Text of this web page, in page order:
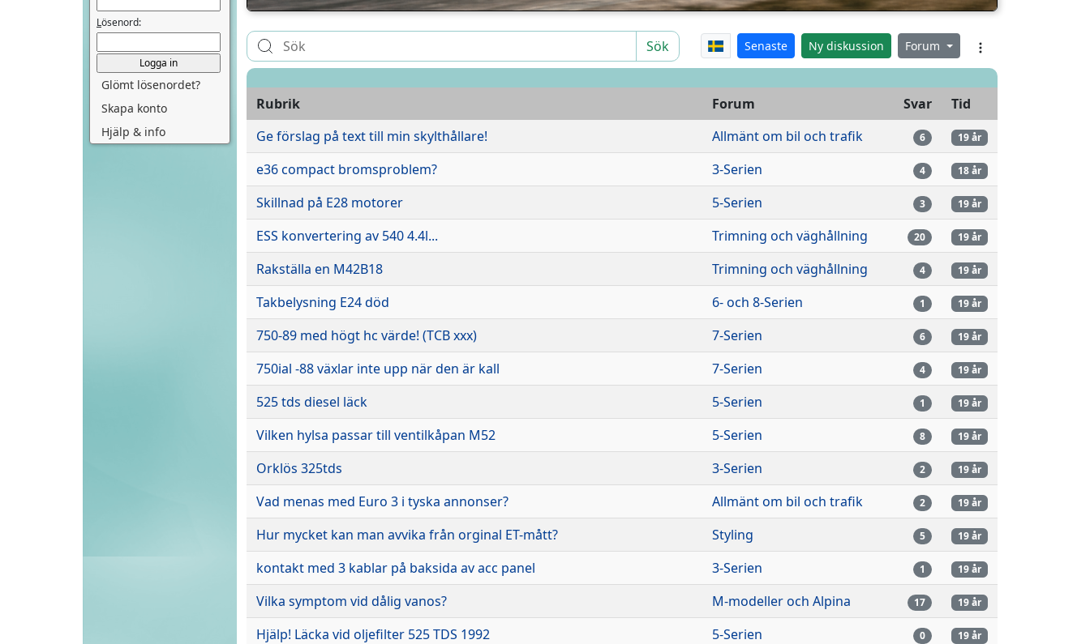
Lösenord:
Glömt lösenordet?
Skapa konto
Hjälp & info
Sök Senaste Ny diskussion Forum
Rubrik Forum Svar
Tid
Ge förslag på text till min skylthållare!
Allmänt om bil och trafik 6 19 år
e36 compact bromsproblem? 3-Serien 4 18 år
Skillnad på E28 motorer 5-Serien 3 19 år
ESS konvertering av 540 4.4l... Trimning och väghållning 20 19 år
Rakställa en M42B18 Trimning och väghållning 4 19 år
Takbelysning E24 död 6- och 8-Serien 1 19 år
750-89 med högt hc värde! (TCB xxx) 7-Serien 6 19 år
750ial -88 växlar inte upp när den är kall 7-Serien 4 19 år
525 tds diesel läck 5-Serien 1 19 år
Vilken hylsa passar till ventilkåpan M52 5-Serien 8 19 år
Orklös 325tds 3-Serien 2 19 år
Vad menas med Euro 3 i tyska annonser? Allmänt om bil och trafik 2 19 år
Hur mycket kan man avvika från orginal ET-mått? Styling 5 19 år
kontakt med 3 kablar på baksida av acc panel 3-Serien 1 19 år
Vilka symptom vid dålig vanos? M-modeller och Alpina 17 19 år
Hjälp! Läcka vid oljefilter 525 TDS 1992 5-Serien 0 19 år